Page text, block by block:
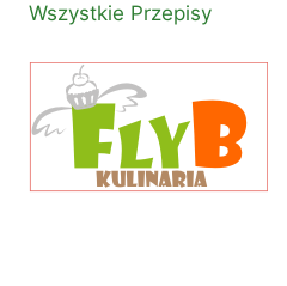
Wszystkie Przepisy